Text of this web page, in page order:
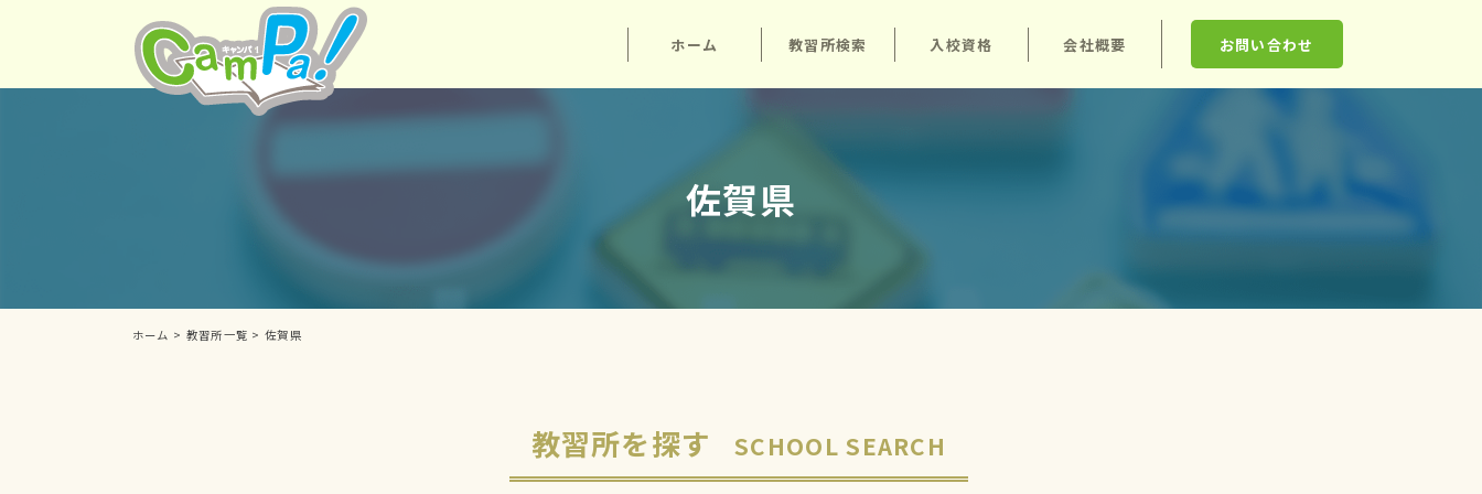
ホーム 教習所検索 入校資格 会社概要 お問い合わせ
佐賀県
ホーム > 教習所一覧 >佐賀県
教習所を探す SCHOOL SEARCH